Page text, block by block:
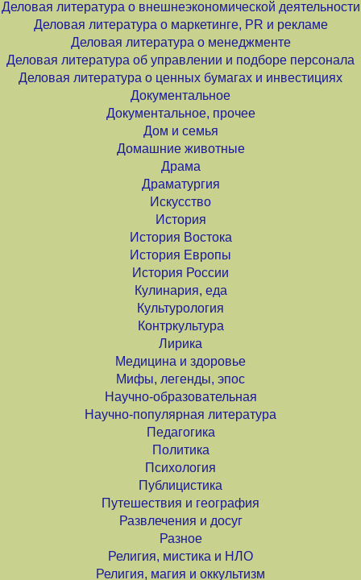
Деловая литература о внешнеэкономической деятельности
Деловая литература о маркетинге, PR и рекламе
Деловая литература о менеджменте
Деловая литература об управлении и подборе персонала
Деловая литература о ценных бумагах и инвестициях
Документальное
Документальное, прочее
Дом и семья
Домашние животные
Драма
Драматургия
Искусство
История
История Востока
История Европы
История России
Кулинария, еда
Культурология
Контркультура
Лирика
Медицина и здоровье
Мифы, легенды, эпос
Научно-образовательная
Научно-популярная литература
Педагогика
Политика
Психология
Публицистика
Путешествия и география
Развлечения и досуг
Разное
Религия, мистика и НЛО
Религия, магия и оккультизм